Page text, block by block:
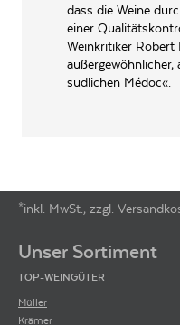
dass die Weine
einer
Weinkritiker Robert
südlichen Médoc«.
*inkl. MwSt., zzgl.
Unser Sortiment
TOP-WEINGÜTER
Müller
Krämer